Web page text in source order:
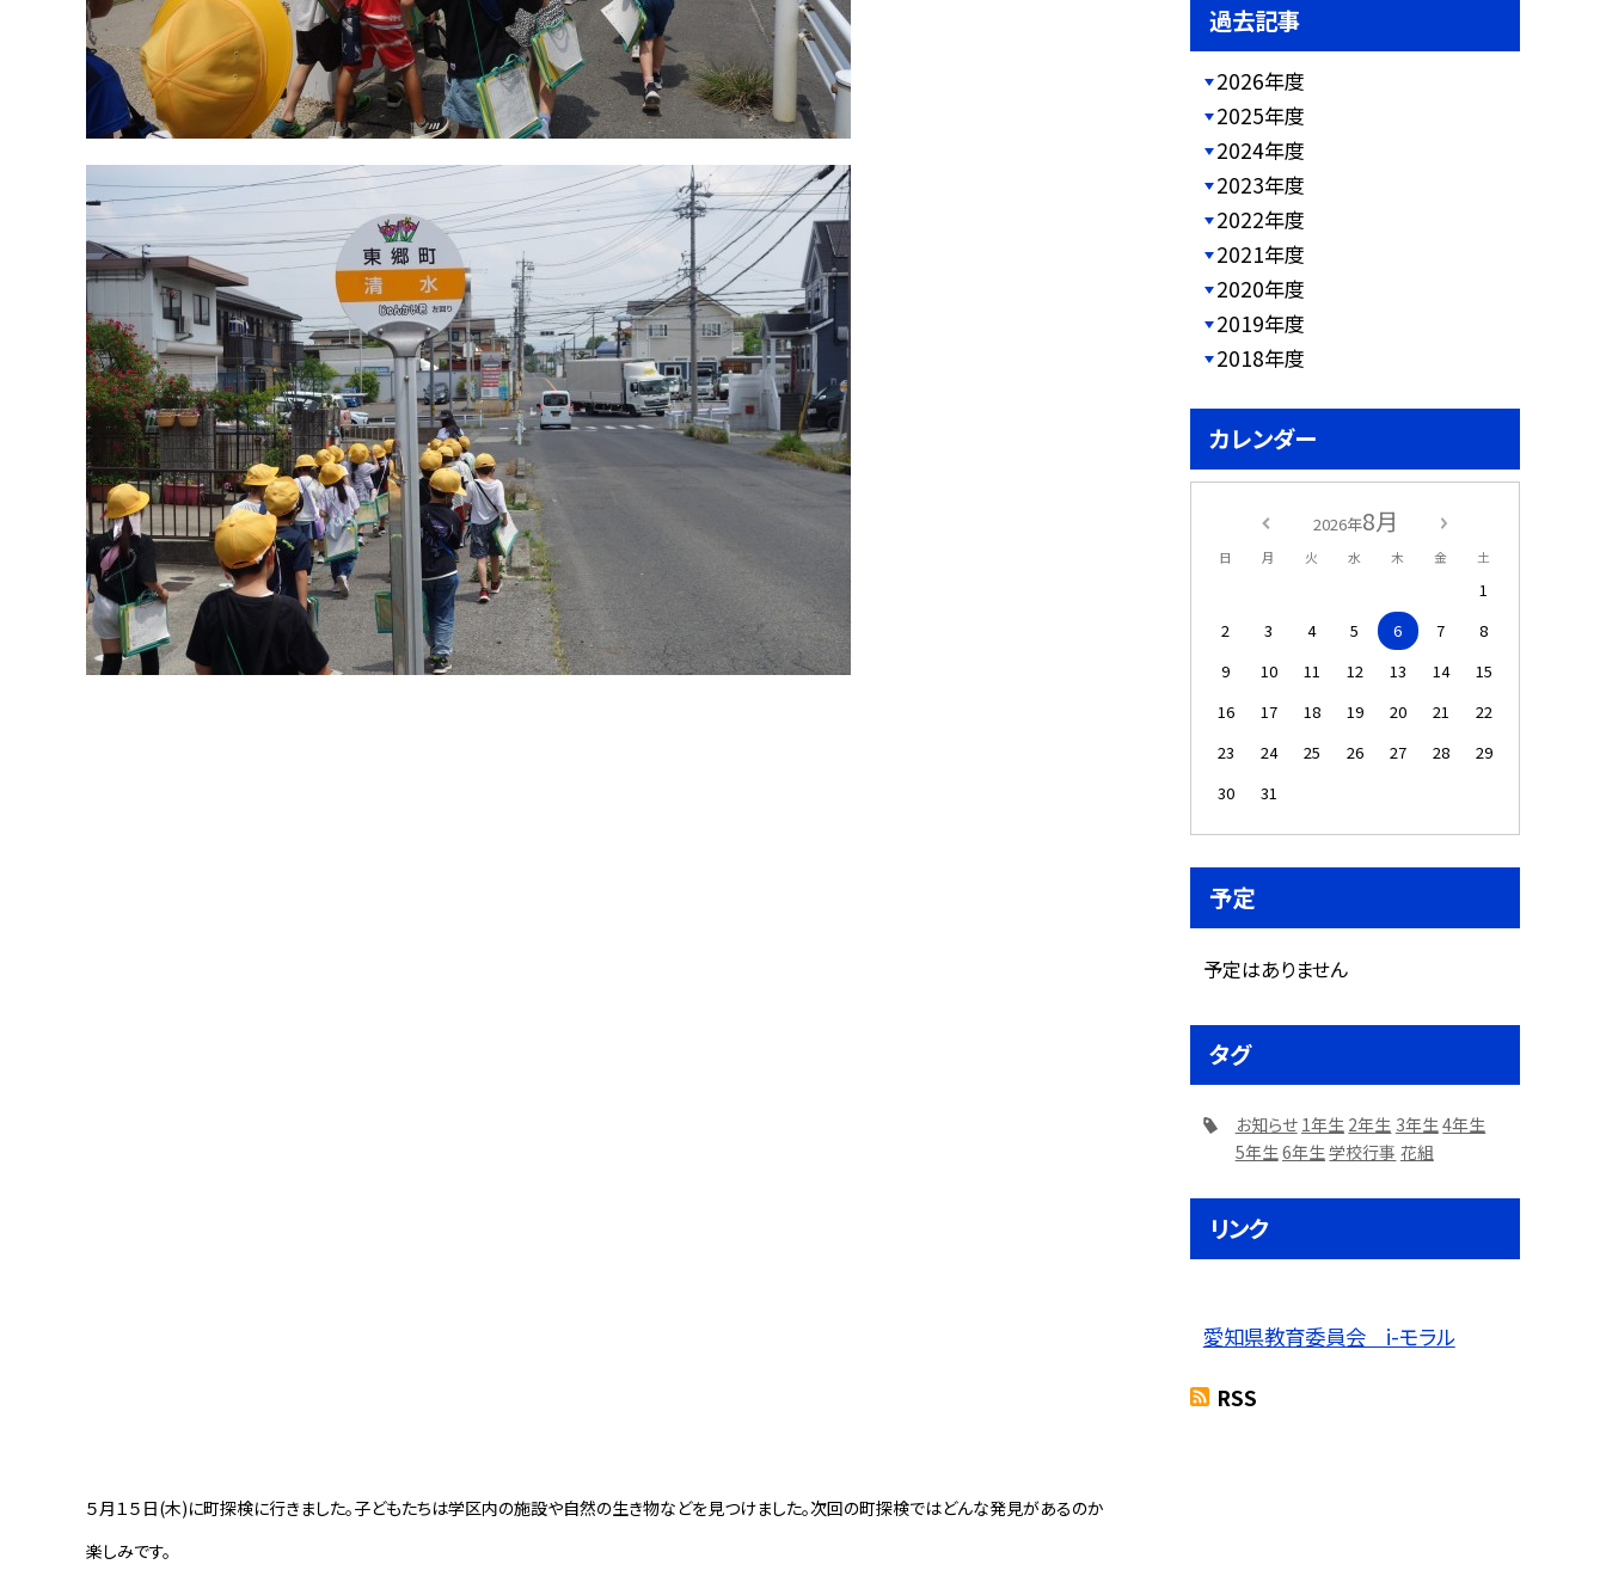
５月１５日(木)に町探検に行きました。子どもたちは学区内の施設や自然の生き物などを見つけました。次回の町探検ではどんな発見があるのか
楽しみです。
過去記事
2026年度
2025年度
2024年度
2023年度
2022年度
2021年度
2020年度
2019年度
2018年度
カレンダー
2026年8月
日 月 火 水 木 金 土
1
2
3 4 5 6 7
8
9
10 11 12 13 14
15
16
17 18 19 20 21
22
23
24 25 26 27 28
29
30
31
予定
予定はありません
タグ
お知らせ 1年生 2年生 3年生 4年生
5年生 6年生 学校行事 花組
リンク
愛知県教育委員会 i-モラル
RSS